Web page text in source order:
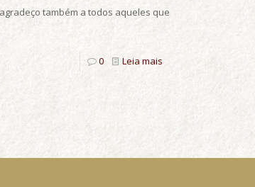
também a todos aqueles que
0 Leia mais